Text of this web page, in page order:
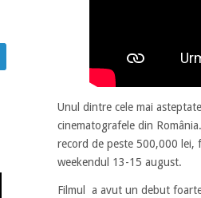
Unul dintre cele mai
cinematografele din
record de peste 500,000 lei,
weekendul 13-15 august.
Filmul a avut un debut